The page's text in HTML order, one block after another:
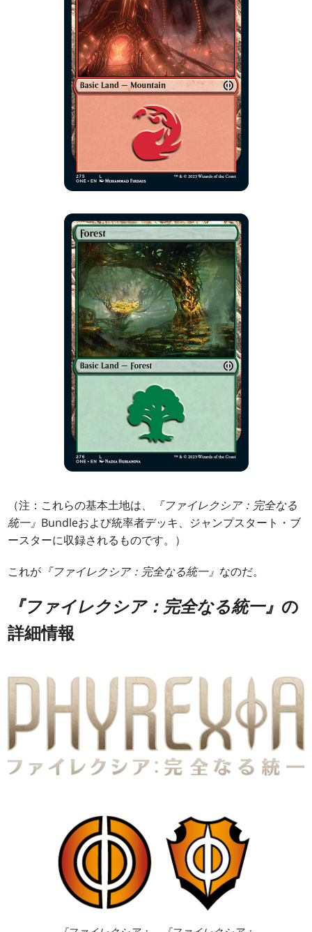
（注：これらの基本土地は、
『ファイレクシア：完全なる
統一』 Bundleおよび統率者デッキ、ジャンプスタート・ブ
ースターに収録されるものです。）
これが 『ファイレクシア：完全なる統一』 なのだ。
『ファイレクシア：完全なる統一』 の
詳細情報